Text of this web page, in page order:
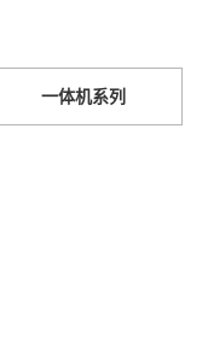
一体机系列